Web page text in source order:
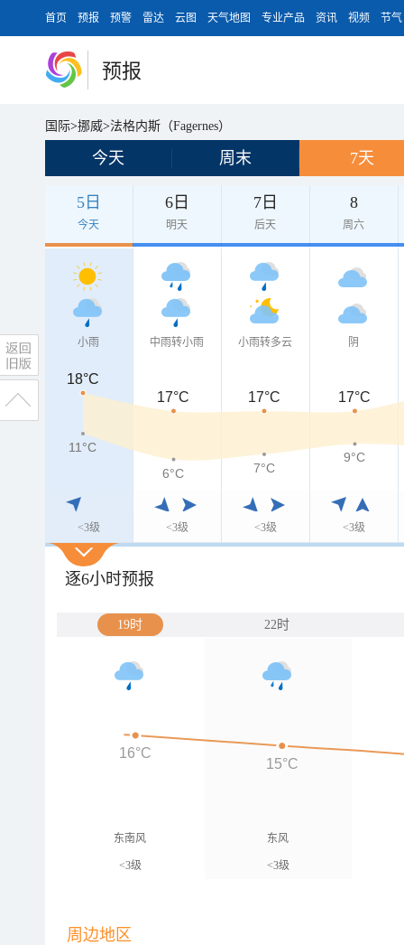
首页 预报 预警 雷达 云图 天气地图 专业产品 资讯 视频 节气
预报
国际>挪威>法格内斯（Fagernes）
今天 周末 7天
5日
今天
6日
明天
7日
后天
8
周六
小雨
<3级
中雨转小雨
<3级
小雨转多云
<3级
阴
<3级
18°C
18°C
17°C
17°C 17°C
11°C
11°C
6°C 7°C
9°C
逐6小时预报
19时 22时
东南风
<3级
东风
<3级
16°C
15°C
周边地区